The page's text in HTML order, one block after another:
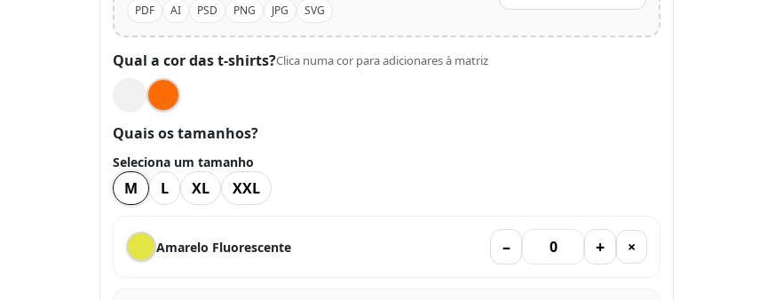
PDF AI PSD PNG JPG SVG
Qual a cor das t-shirts?Clica numa cor para adicionares à matriz
Quais os tamanhos?
Seleciona um tamanho
M L XL XXL
Amarelo Fluorescente – + ×